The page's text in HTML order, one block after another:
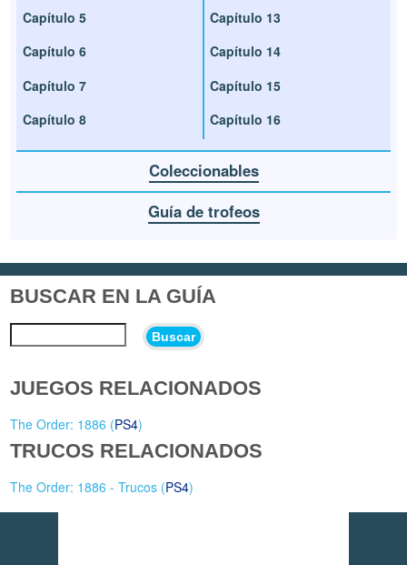
Capítulo 5
Capítulo 6
Capítulo 7
Capítulo 8
Capítulo 13
Capítulo 14
Capítulo 15
Capítulo 16
Coleccionables
Guía de trofeos
BUSCAR EN LA GUÍA
Buscar
JUEGOS RELACIONADOS
The Order: 1886 (PS4)
TRUCOS RELACIONADOS
The Order: 1886 - Trucos (PS4)